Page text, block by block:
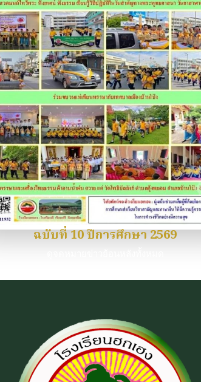
ฉบับที่ 10 ปีการศึกษา 2569